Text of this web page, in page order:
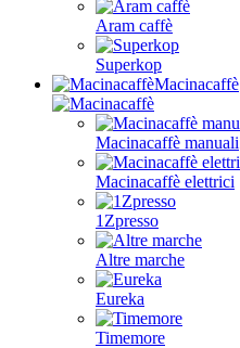
Aram caffè
Superkop
Macinacaffè
Macinacaffè manuali
Macinacaffè elettrici
1Zpresso
Altre marche
Eureka
Timemore